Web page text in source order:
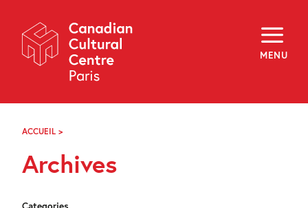
Navigation
MENU
About
Programming
Off-Site
Explore
i
ACCUEIL >
Archives